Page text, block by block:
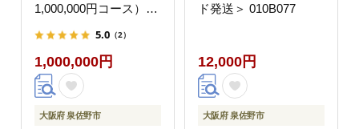
1,000,000円コース）
フト 4000品以上 高評
価 肉 ビール 海鮮 野菜
定期便 タオル ティッシ
ュ 後から カタログギフ
ト あとからセレクト】
5.0 （2）
1,000,000円
大阪府 泉佐野市
ド発送＞ 010B077
12,000円
大阪府 泉佐野市